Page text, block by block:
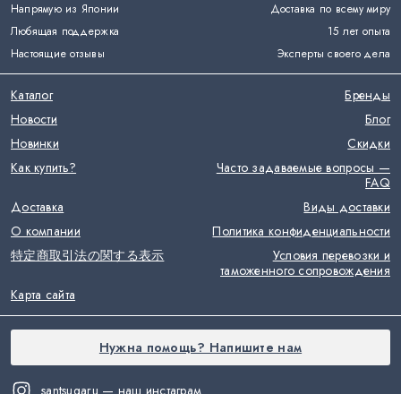
Напрямую из Японии
Доставка по всему миру
Любящая поддержка
15 лет опыта
Настоящие отзывы
Эксперты своего дела
santsugaru — наш инстаграм
Каталог
Бренды
Новости
Блог
Новинки
Скидки
Как купить?
Часто задаваемые вопросы —
FAQ
Доставка
Виды доставки
О компании
Политика конфиденциальности
特定商取引法の関する表示
Условия перевозки и
таможенного сопровождения
Карта сайта
Нужна помощь? Напишите нам